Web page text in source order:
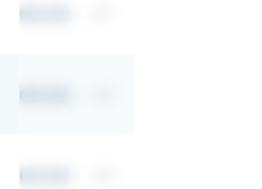
00,00
00,00
00,00